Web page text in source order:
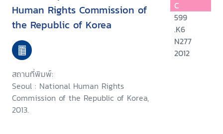
Human Rights Commission of
the Republic of Korea
สถานที่พิมพ์:
Seoul : National Human Rights
Commission of the Republic of Korea,
2013.
C
599
.K6
N277
2012